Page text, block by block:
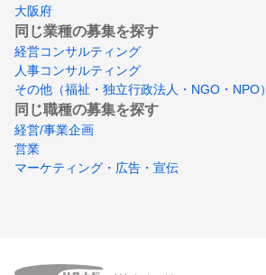
大阪府
同じ業種の募集を探す
経営コンサルティング
人事コンサルティング
その他（福祉・独立行政法人・NGO・NPO）
同じ職種の募集を探す
経営/事業企画
営業
マーケティング・広告・宣伝